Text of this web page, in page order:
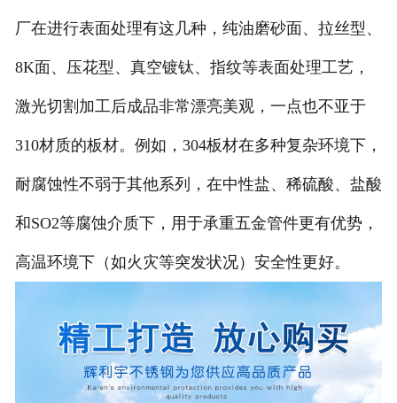
厂在进行表面处理有这几种，纯油磨砂面、拉丝型、
8K面、压花型、真空镀钛、指纹等表面处理工艺，
激光切割加工后成品非常漂亮美观，一点也不亚于
310材质的板材。例如，304板材在多种复杂环境下，
耐腐蚀性不弱于其他系列，在中性盐、稀硫酸、盐酸
和SO2等腐蚀介质下，用于承重五金管件更有优势，
高温环境下（如火灾等突发状况）安全性更好。